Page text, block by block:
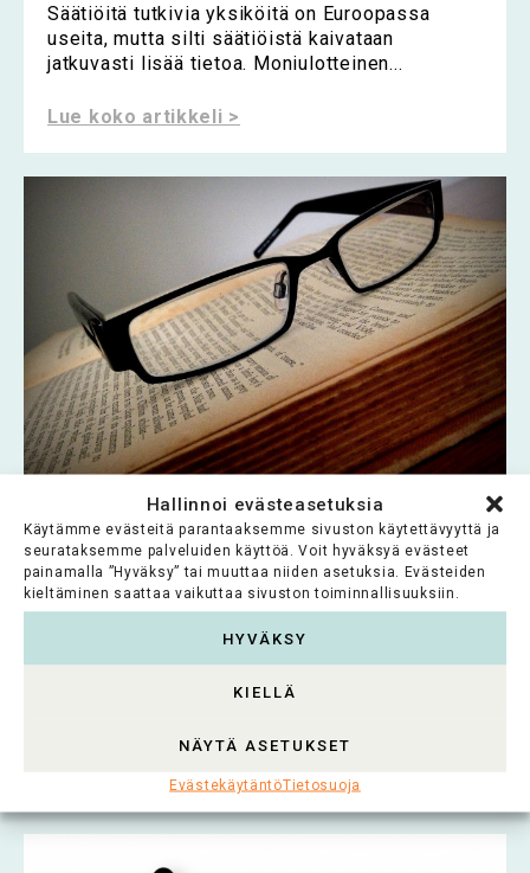
Hallinnoi evästeasetuksia
Käytämme evästeitä parantaaksemme sivuston käytettävyyttä ja
seurataksemme palveluiden käyttöä. Voit hyväksyä evästeet
painamalla ”Hyväksy” tai muuttaa niiden asetuksia. Evästeiden
kieltäminen saattaa vaikuttaa sivuston toiminnallisuuksiin.
HYVÄKSY
KIELLÄ
NÄYTÄ ASETUKSET
EvästekäytäntöTietosuoja
Säätiöitä tutkivia yksiköitä on Euroopassa
useita, mutta silti säätiöistä kaivataan
jatkuvasti lisää tietoa. Moniulotteinen...
Lue koko artikkeli >
Säätiöiden tiederahoitus Euroopassa
mittavaa mutta lisätietoja kaivataan
Kansainvälinen EUFORI-tutkimus kartoitti
eurooppalaissäätiöiden tutkimusrahoitusta
2012 lukujen pohjalta: säätiöiltä yli 5 mrd euroa
Lue koko artikkeli >